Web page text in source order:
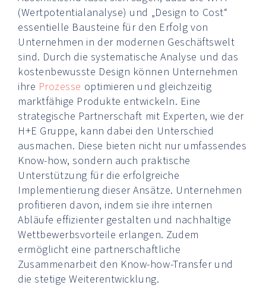
(Wertpotentialanalyse) und „Design to Cost“
essentielle Bausteine für den Erfolg von
Unternehmen in der modernen Geschäftswelt
sind. Durch die systematische Analyse und das
kostenbewusste Design können Unternehmen
ihre Prozesse optimieren und gleichzeitig
marktfähige Produkte entwickeln. Eine
strategische Partnerschaft mit Experten, wie der
H+E Gruppe, kann dabei den Unterschied
ausmachen. Diese bieten nicht nur umfassendes
Know-how, sondern auch praktische
Unterstützung für die erfolgreiche
Implementierung dieser Ansätze. Unternehmen
profitieren davon, indem sie ihre internen
Abläufe effizienter gestalten und nachhaltige
Wettbewerbsvorteile erlangen. Zudem
ermöglicht eine partnerschaftliche
Zusammenarbeit den Know-how-Transfer und
die stetige Weiterentwicklung.